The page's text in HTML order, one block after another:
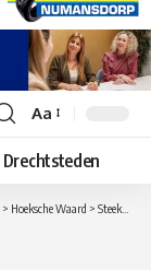
Lettergrootte
aanpassen
Aa
Drechtsteden
> Hoeksche Waard > Steek de handen uit de mouwen tijdens NL DOET op De Peerdegaerdt in Strijen